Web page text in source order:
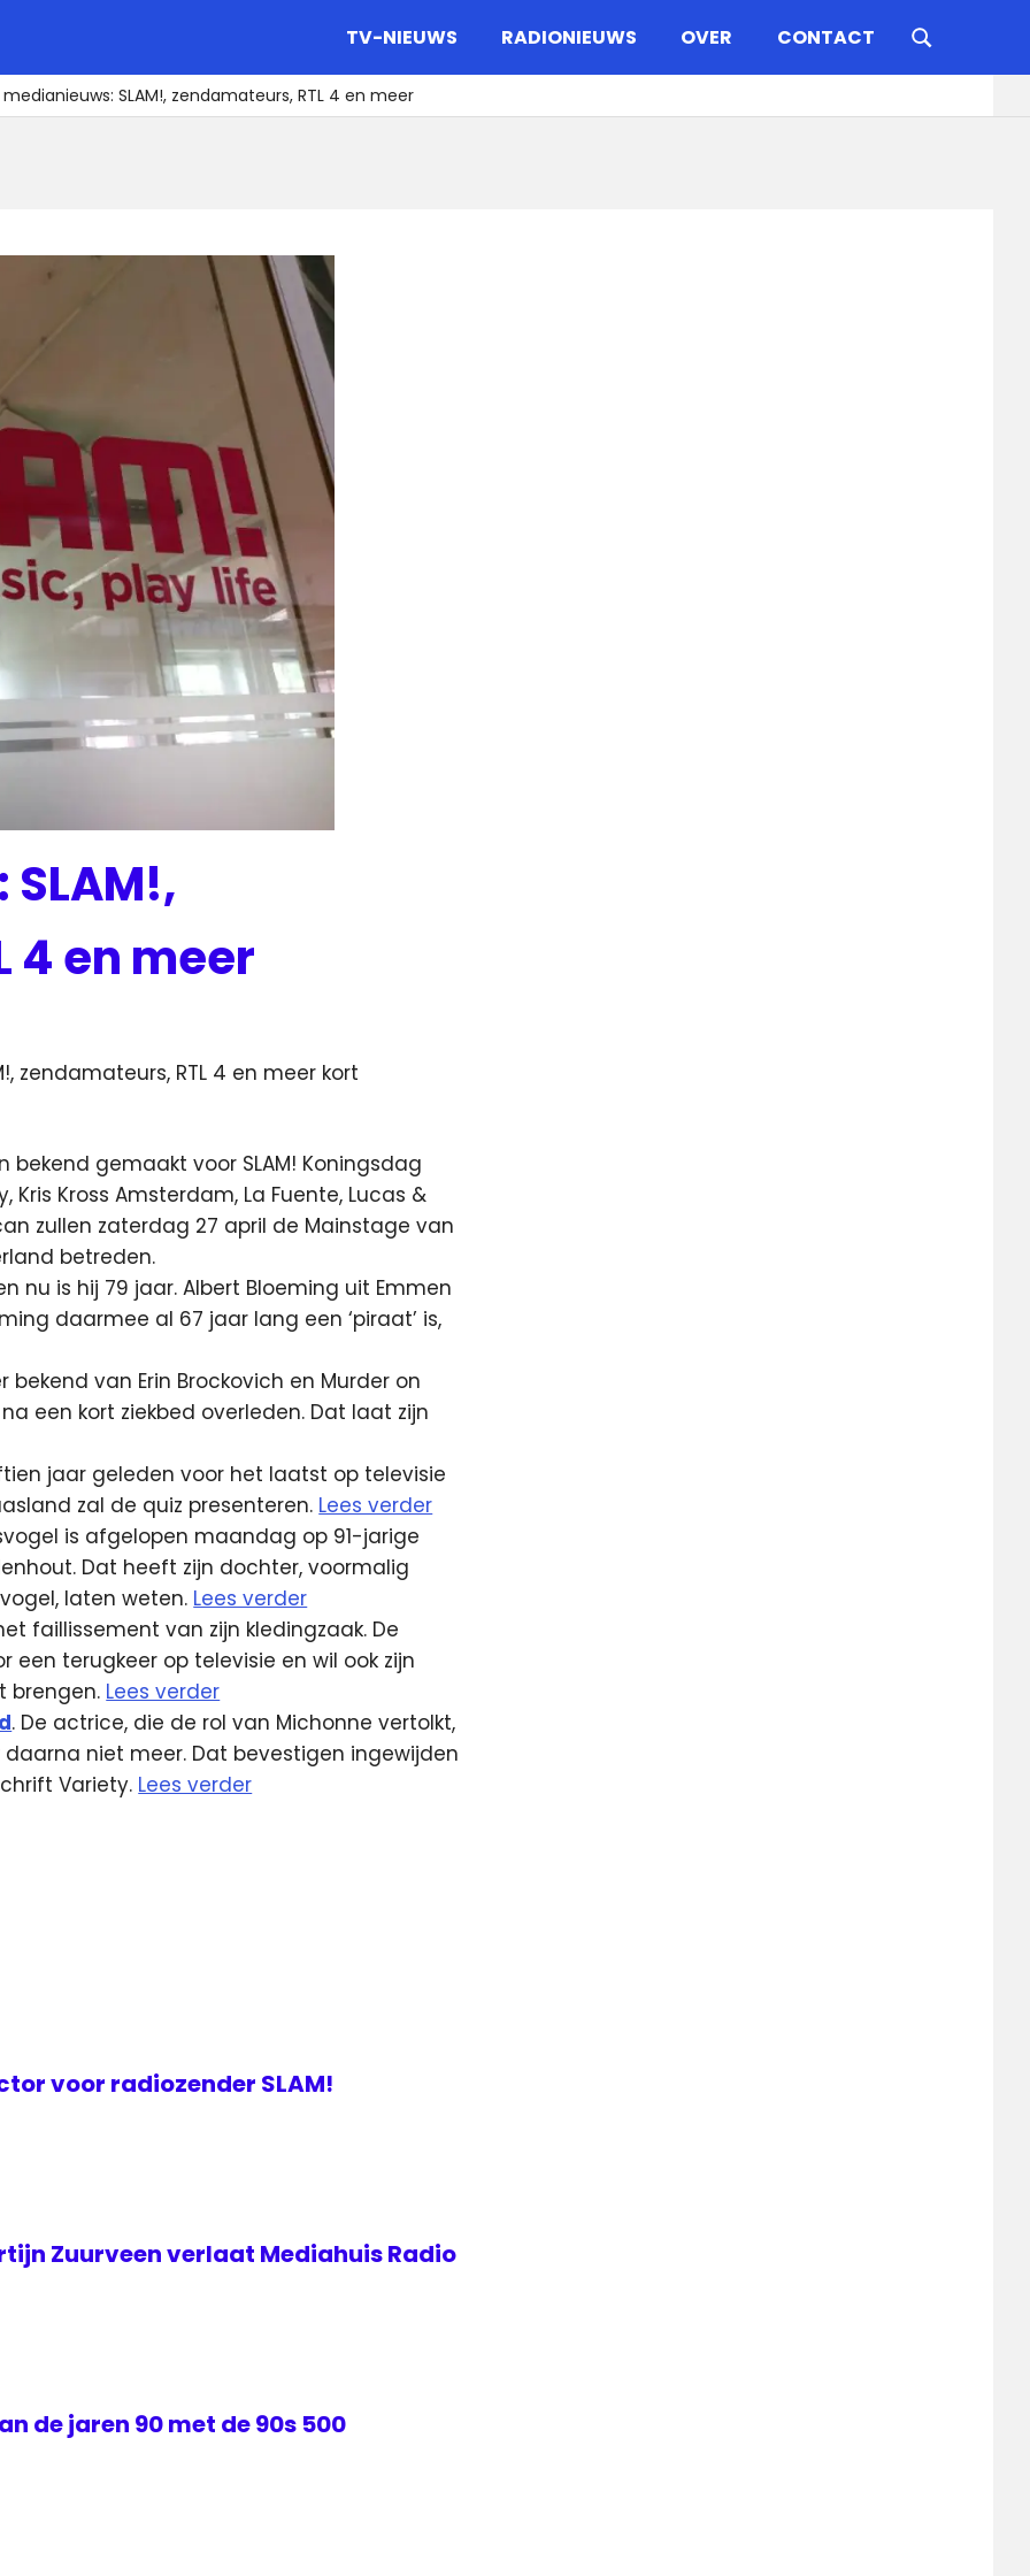
TV-NIEUWS RADIONIEUWS OVER CONTACT
SLAM!, zendamateurs, RTL 4 en meer
4 en meer
zendamateurs, RTL 4 en meer kort
gemaakt voor SLAM! Koningsdag
Kris Kross Amsterdam, La Fuente, Lucas &
zullen zaterdag 27 april de Mainstage van
betreden.
nu is hij 79 jaar. Albert Bloeming uit Emmen
daarmee al 67 jaar lang een ‘piraat’ is,
van Erin Brockovich en Murder on
een kort ziekbed overleden. Dat laat zijn
jaar geleden voor het laatst op televisie
zal de quiz presenteren. Lees verder
is afgelopen maandag op 91-jarige
Dat heeft zijn dochter, voormalig
laten weten. Lees verder
faillissement van zijn kledingzaak. De
een terugkeer op televisie en wil ook zijn
brengen. Lees verder
. De actrice, die de rol van Michonne vertolkt,
niet meer. Dat bevestigen ingewijden
Variety. Lees verder
voor radiozender SLAM!
Zuurveen verlaat Mediahuis Radio
de jaren 90 met de 90s 500